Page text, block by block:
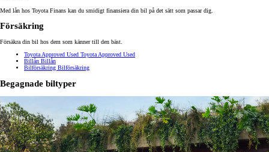
Med lån hos Toyota Finans kan du smidigt finansiera din bil på det sätt som passar dig.
Försäkring
Försäkra din bil hos dem som känner till den bäst.
Toyota Approved Used Toyota Approved Used
Billån Billån
Bilförsäkring Bilförsäkring
Begagnade biltyper